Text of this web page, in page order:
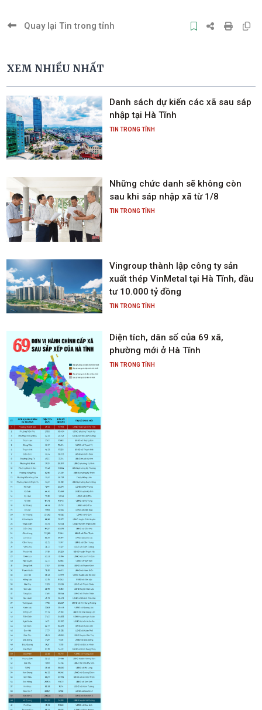
Quay lại Tin trong tỉnh
XEM NHIỀU NHẤT
Danh sách dự kiến các xã sau sáp
nhập tại Hà Tĩnh
TIN TRONG TỈNH
Những chức danh sẽ không còn
sau khi sáp nhập xã từ 1/8
TIN TRONG TỈNH
Vingroup thành lập công ty sản
xuất thép VinMetal tại Hà Tĩnh, đầu
tư 10.000 tỷ đồng
TIN TRONG TỈNH
Diện tích, dân số của 69 xã,
phường mới ở Hà Tĩnh
TIN TRONG TỈNH